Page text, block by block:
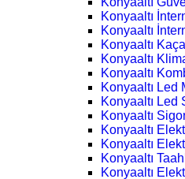
Konyaaltı
Konyaaltı
Konyaaltı
Konyaaltı
Konyaaltı
Konyaaltı Led
Konyaaltı Led
Konyaaltı
Konyaaltı
Konyaaltı
Konyaaltı
Konyaaltı